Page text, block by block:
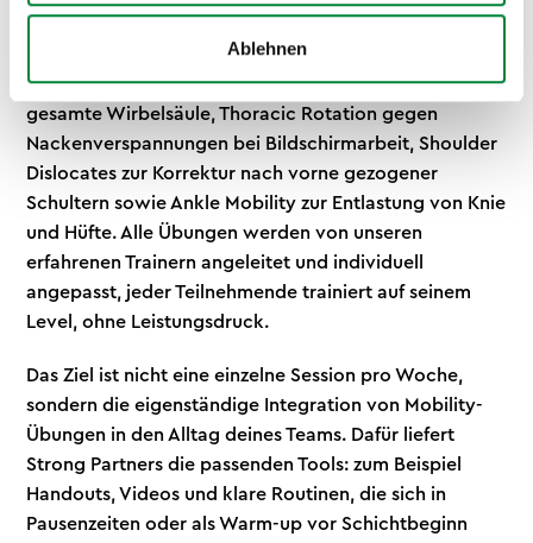
Ablehnen
Mobility Training lebt von der richtigen
Übungsauswahl. Zu den Klassikern gehören der 90/90
Hip Stretch für die Hüftrotation, Cat-Cow für die
gesamte Wirbelsäule, Thoracic Rotation gegen
Nackenverspannungen bei Bildschirmarbeit, Shoulder
Dislocates zur Korrektur nach vorne gezogener
Schultern sowie Ankle Mobility zur Entlastung von Knie
und Hüfte. Alle Übungen werden von unseren
erfahrenen Trainern angeleitet und individuell
angepasst, jeder Teilnehmende trainiert auf seinem
Level, ohne Leistungsdruck.
Das Ziel ist nicht eine einzelne Session pro Woche,
sondern die eigenständige Integration von Mobility-
Übungen in den Alltag deines Teams. Dafür liefert
Strong Partners die passenden Tools: zum Beispiel
Handouts, Videos und klare Routinen, die sich in
Pausenzeiten oder als Warm-up vor Schichtbeginn